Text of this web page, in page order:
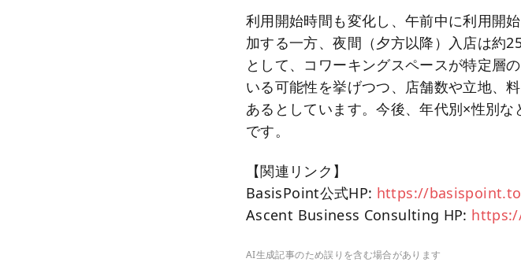
利用開始時間も変化し、午前中に利用開
加する一方、夜間（夕方以降）入店は約
として、コワーキングスペースが特定層
いる可能性を挙げつつ、店舗数や立地、
あるとしています。今後、年代別×性別
です。
【関連リンク】
BasisPoint公式HP: https://
Ascent Business Consulting HP:
AI生成記事のため誤りを含む場合があります